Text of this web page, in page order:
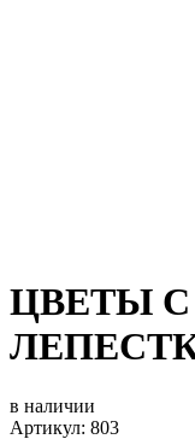
ЦВЕТЫ
в наличии
Артикул: 803